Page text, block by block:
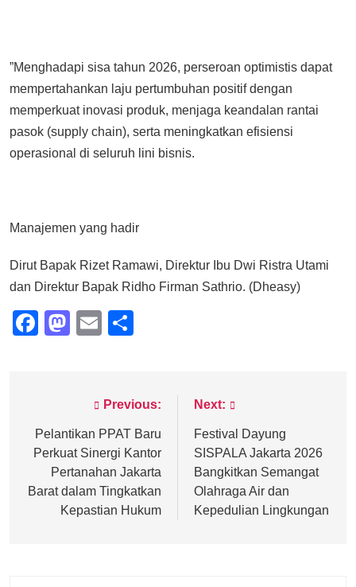
”Menghadapi sisa tahun 2026, perseroan optimistis dapat
mempertahankan laju pertumbuhan positif dengan
memperkuat inovasi produk, menjaga keandalan rantai
pasok (supply chain), serta meningkatkan efisiensi
operasional di seluruh lini bisnis.
Manajemen yang hadir
Dirut Bapak Rizet Ramawi, Direktur Ibu Dwi Ristra Utami
dan Direktur Bapak Ridho Firman Sathrio. (Dheasy)
Facebook
Mastodon
Email
navigation
Previous:
Pelantikan PPAT Baru
Perkuat Sinergi Kantor
Pertanahan Jakarta
Barat dalam Tingkatkan
Kepastian Hukum
Next:
Festival Dayung
SISPALA Jakarta 2026
Bangkitkan Semangat
Olahraga Air dan
Kepedulian Lingkungan